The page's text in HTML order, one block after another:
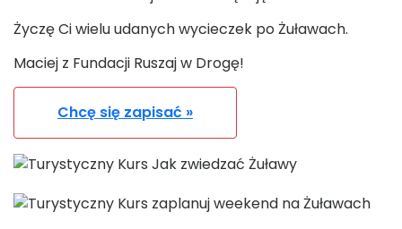
Życzę Ci wielu udanych wycieczek po Żuławach.
Maciej z Fundacji Ruszaj w Drogę!
Chcę się zapisać »